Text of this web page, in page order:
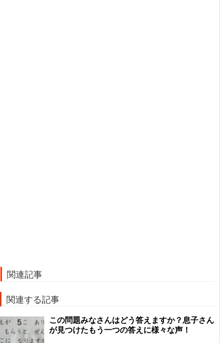
関連記事
関連する記事
この問題みなさんはどう答えますか？息子さん
が見つけたもう一つの答えに様々な声！